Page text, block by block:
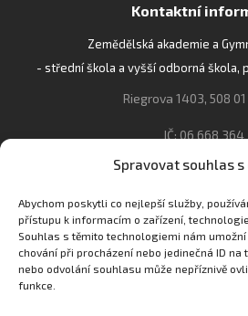
Spravovat souhlas s
Abychom poskytli co nejlepší služby,
přístupu k informacím o zařízení,
Souhlas s těmito technologiemi nám
chování při procházení nebo jedinečná ID
nebo odvolání souhlasu může nepříznivě
funkce.
Kontaktní
Zemědělská akademie a
- střední škola a vyšší odborná škola,
Riegrova 1403, 508
IČ: 06 668 364
493 623 021, 493
Pověřenec pro ochranu
Innovation One s.r.o. IČO: 04734807